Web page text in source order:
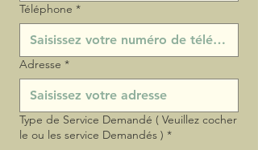
Téléphone *
Adresse *
Type de Service Demandé ( Veuillez cocher
le ou les service Demandés ) *